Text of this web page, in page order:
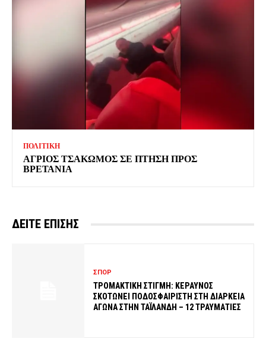
ΠΟΛΙΤΙΚΗ
ΑΓΡΙΟΣ ΤΣΑΚΩΜΟΣ ΣΕ ΠΤΗΣΗ ΠΡΟΣ
ΒΡΕΤΑΝΙΑ
ΔΕΙΤΕ ΕΠΙΣΗΣ
ΣΠΟΡ
ΤΡΟΜΑΚΤΙΚΗ ΣΤΙΓΜΗ: ΚΕΡΑΥΝΟΣ
ΣΚΟΤΩΝΕΙ ΠΟΔΟΣΦΑΙΡΙΣΤΗ ΣΤΗ ΔΙΑΡΚΕΙΑ
ΑΓΩΝΑ ΣΤΗΝ ΤΑΪΛΑΝΔΗ – 12 ΤΡΑΥΜΑΤΙΕΣ